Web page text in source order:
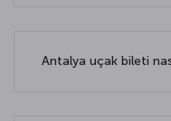
Antalya uçak bileti